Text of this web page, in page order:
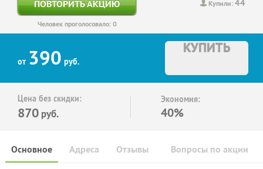
Купили:44
ПОВТОРИТЬ АКЦИЮ
Человек проголосовало: 0
от 390 руб.
КУПИТЬ
Цена без скидки:
870 руб.
Экономия:
40%
Основное Отзывы Вопросы по акции
Адреса